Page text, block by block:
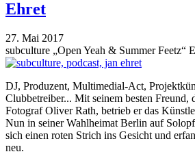
Ehret
27. Mai 2017
subculture „Open Yeah & Summer Feetz“
DJ, Produzent, Multimedial-Act,
Clubbetreiber... Mit seinem besten Freund,
Fotograf Oliver Rath, betrieb er das
Nun in seiner Wahlheimat Berlin auf
sich einen roten Strich ins Gesicht und
neu.